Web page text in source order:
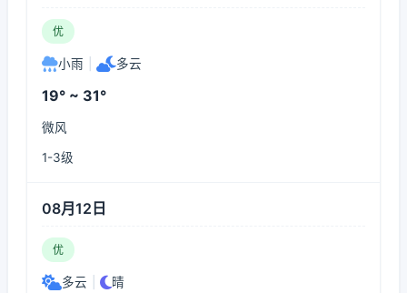
优
小雨 多云
19° ~ 31°
微风
1-3级
08月12日
优
多云 晴